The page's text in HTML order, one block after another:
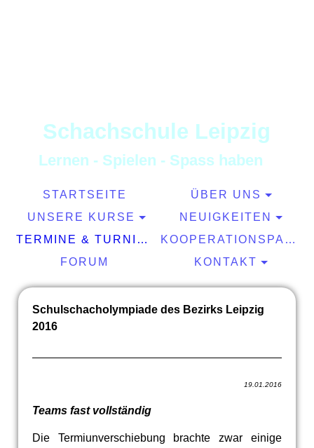
Schachschule Leipzig
Lernen - Spielen - Spass haben
STARTSEITE
ÜBER UNS
UNSERE KURSE
NEUIGKEITEN
TERMINE & TURNIERE
KOOPERATIONSPARTNER
FORUM
KONTAKT
Schulschacholympiade des Bezirks Leipzig
2016
19.01.2016
Teams fast vollständig
Die Termiunverschiebung brachte zwar einige